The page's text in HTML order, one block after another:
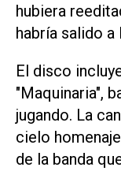
hubiera
habría salido a
El disco
"Maquinaria",
jugando. La
cielo
de la banda